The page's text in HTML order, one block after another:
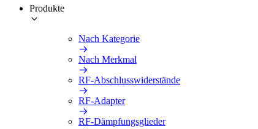
Produkte
Nach Kategorie
Nach Merkmal
RF-Abschlusswiderstände
RF-Adapter
RF-Dämpfungsglieder